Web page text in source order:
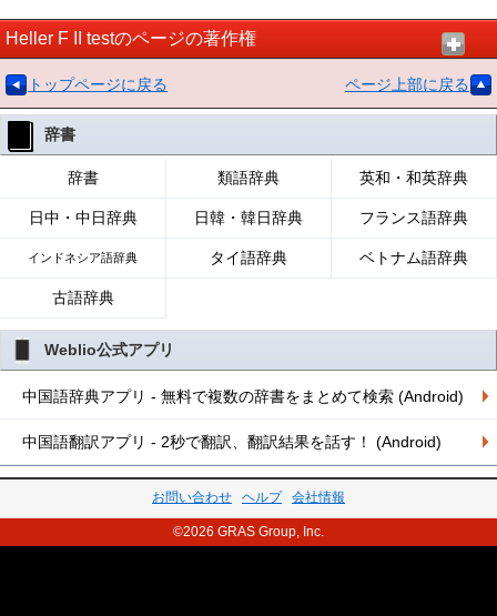
Heller F II testのページの著作権
トップページに戻る ページ上部に戻る
辞書
辞書 類語辞典 英和・和英辞典
日中・中日辞典 日韓・韓日辞典 フランス語辞典
インドネシア語辞典 タイ語辞典 ベトナム語辞典
古語辞典
Weblio公式アプリ
中国語辞典アプリ - 無料で複数の辞書をまとめて検索 (Android)
中国語翻訳アプリ - 2秒で翻訳、翻訳結果を話す！ (Android)
お問い合わせ ヘルプ 会社情報
©2026 GRAS Group, Inc.